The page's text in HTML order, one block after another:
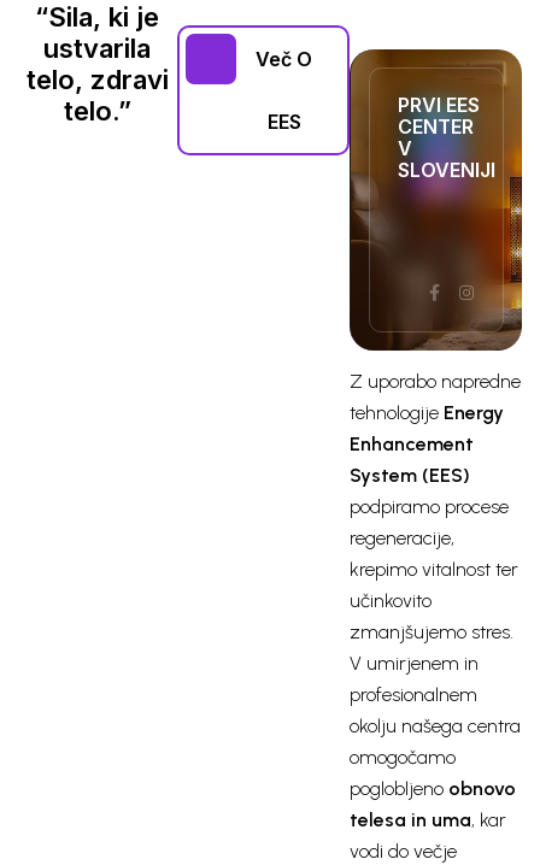
“Sila, ki je
ustvarila
telo, zdravi
telo.”
Več O
EES
PRVI EES
CENTER
V
SLOVENIJI
Z uporabo napredne
tehnologije Energy
Enhancement
System (EES)
podpiramo procese
regeneracije,
krepimo vitalnost ter
učinkovito
zmanjšujemo stres.
V umirjenem in
profesionalnem
okolju našega centra
omogočamo
poglobljeno obnovo
telesa in uma, kar
vodi do večje